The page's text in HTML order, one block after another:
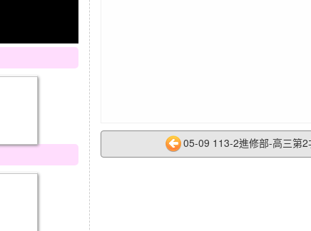
05-09 113-2進修部-高三第2